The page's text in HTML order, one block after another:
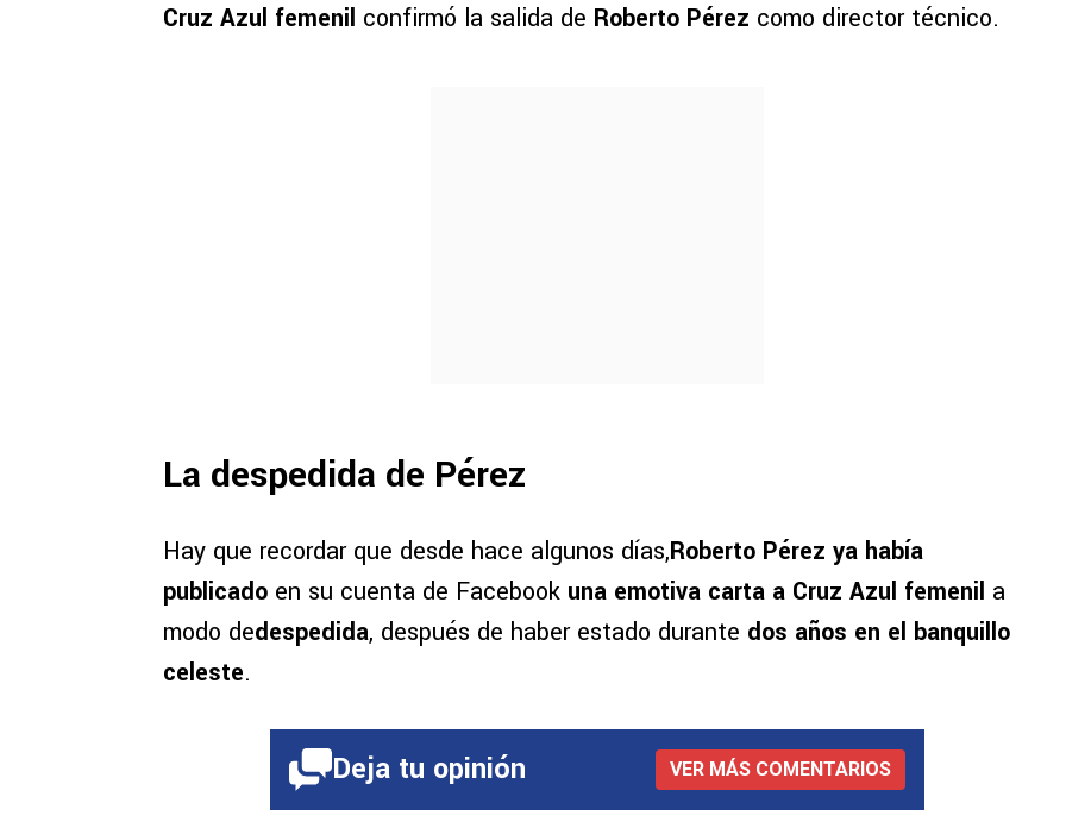
Cruz Azul femenil confirmó la salida de Roberto Pérez como director técnico.
La despedida de Pérez
Hay que recordar que desde hace algunos días,Roberto Pérez ya había
publicado en su cuenta de Facebook una emotiva carta a Cruz Azul femenil a
modo dedespedida, después de haber estado durante dos años en el banquillo
celeste.
Deja tu opinión VER MÁS COMENTARIOS